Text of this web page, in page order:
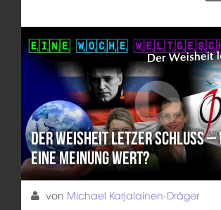
Der Weisheit letzer Schluss –
eine Meinung wert?
von Michael Karjalainen-Dräger